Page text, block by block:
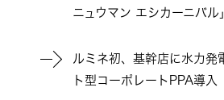
ニュウマン エシカーニバ
ルミネ初、基幹店に水力発
ト型コーポレートPPA導入